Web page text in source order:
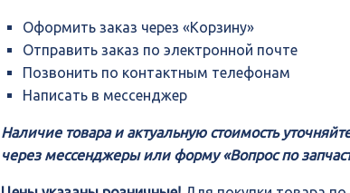
Оформить заказ через «Корзину»
Отправить заказ по электронной почте
Позвонить по контактным телефонам
Написать в мессенджер
Наличие товара и актуальную стоимость
через мессенджеры или форму «Вопрос по